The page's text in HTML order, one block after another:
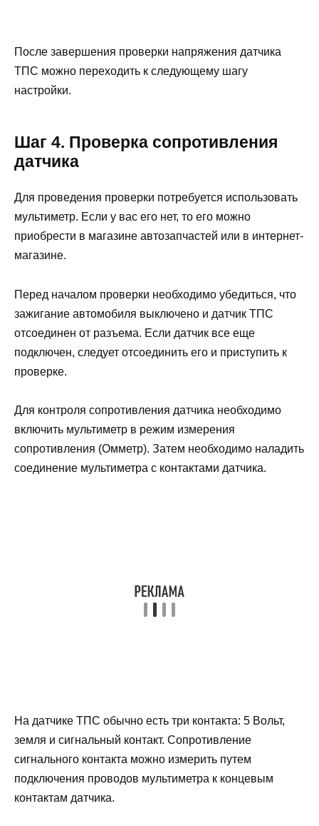
После завершения проверки напряжения датчика
ТПС можно переходить к следующему шагу
настройки.
Шаг 4. Проверка сопротивления
датчика
Для проведения проверки потребуется использовать
мультиметр. Если у вас его нет, то его можно
приобрести в магазине автозапчастей или в интернет-
магазине.
Перед началом проверки необходимо убедиться, что
зажигание автомобиля выключено и датчик ТПС
отсоединен от разъема. Если датчик все еще
подключен, следует отсоединить его и приступить к
проверке.
Для контроля сопротивления датчика необходимо
включить мультиметр в режим измерения
сопротивления (Омметр). Затем необходимо наладить
соединение мультиметра с контактами датчика.
На датчике ТПС обычно есть три контакта: 5 Вольт,
земля и сигнальный контакт. Сопротивление
сигнального контакта можно измерить путем
подключения проводов мультиметра к концевым
контактам датчика.